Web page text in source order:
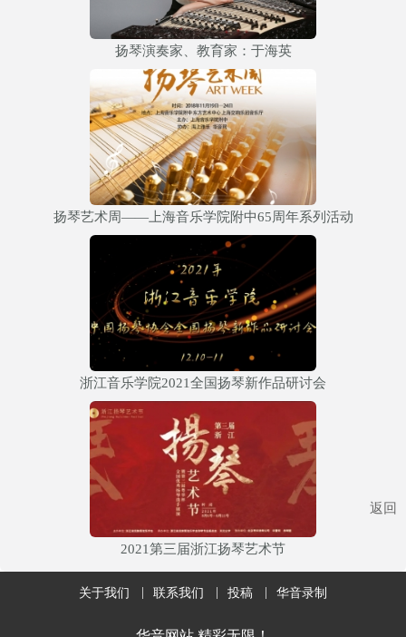
扬琴演奏家、教育家：于海英
扬琴艺术周——上海音乐学院附中65周年系列活动
浙江音乐学院2021全国扬琴新作品研讨会
2021第三届浙江扬琴艺术节
关于我们 联系我们 投稿 华音录制
返回